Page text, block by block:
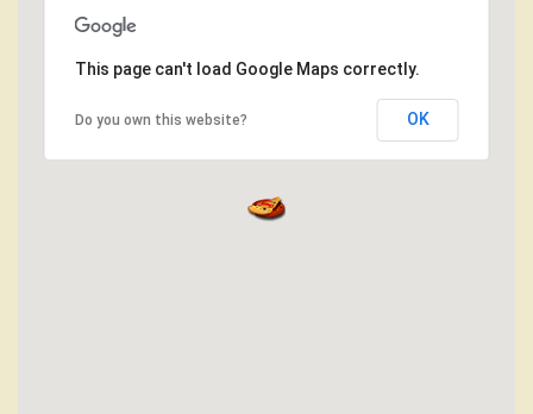
This page can't load Google Maps correctly.
Do you own this website? OK